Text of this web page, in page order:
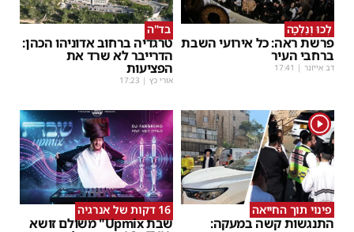
לְכוּ וְנֵלְכָה
פרשת ראה: כל אירועי השבת
ברחבי העיר
דב אייזנר |
17:41
בד"ה
טרגדיה ברחוב אדוניהו הכהן:
הדרייבר לא שרד את
הפציעות
אורי כץ |
17:23
1
פינוי תוך החייאה
התנגשות קשה במעקה:
16 דקות של אנרגיה
שבת Upmix" משולם זושא